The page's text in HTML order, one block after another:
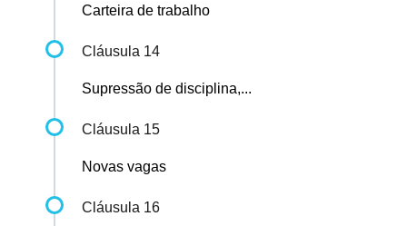
Carteira de trabalho
Cláusula 14
Supressão de disciplina,...
Cláusula 15
Novas vagas
Cláusula 16